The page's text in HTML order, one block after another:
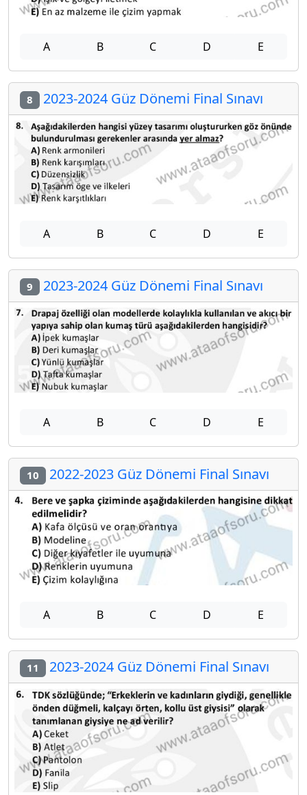
A B C D E
8 2023-2024 Güz Dönemi Final Sınavı
A B C D E
9 2023-2024 Güz Dönemi Final Sınavı
A B C D E
10 2022-2023 Güz Dönemi Final Sınavı
A B C D E
11 2023-2024 Güz Dönemi Final Sınavı